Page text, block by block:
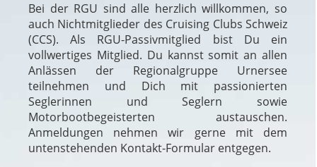
Bei der RGU sind alle herzlich willkommen, so
auch Nichtmitglieder des Cruising Clubs Schweiz
(CCS). Als RGU-Passivmitglied bist Du ein
vollwertiges Mitglied. Du kannst somit an allen
Anlässen der Regionalgruppe Urnersee
teilnehmen und Dich mit passionierten
Seglerinnen und Seglern sowie
Motorbootbegeisterten austauschen.
Anmeldungen nehmen wir gerne mit dem
untenstehenden Kontakt-Formular entgegen.